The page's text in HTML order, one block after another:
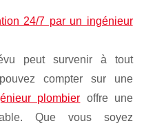
24/7 par un ingénieur
peut survenir à tout
compter sur une
plombier offre une
Que vous soyez